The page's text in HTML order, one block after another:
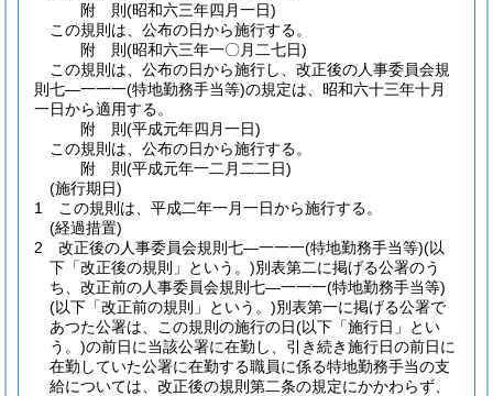
附 則(昭和六三年四月一日)
この規則は、公布の日から施行する。
附 則(昭和六三年一〇月二七日)
この規則は、公布の日から施行し、改正後の人事委員会規
則七―一一一(特地勤務手当等)の規定は、昭和六十三年十月
一日から適用する。
附 則(平成元年四月一日)
この規則は、公布の日から施行する。
附 則(平成元年一二月二二日)
(施行期日)
1
この規則は、平成二年一月一日から施行する。
(経過措置)
2
改正後の人事委員会規則七―一一一(特地勤務手当等)(以
下「改正後の規則」という。)別表第二に掲げる公署のう
ち、改正前の人事委員会規則七―一一一(特地勤務手当等)
(以下「改正前の規則」という。)別表第一に掲げる公署で
あつた公署は、この規則の施行の日(以下「施行日」とい
う。)の前日に当該公署に在勤し、引き続き施行日の前日に
在勤していた公署に在勤する職員に係る特地勤務手当の支
給については、改正後の規則第二条の規定にかかわらず、